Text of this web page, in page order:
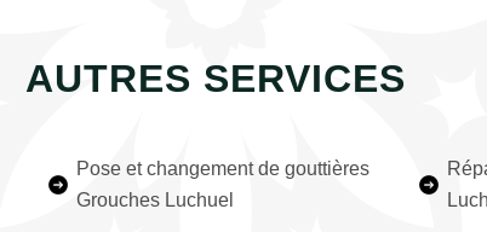
AUTRES SERVICES
Pose et changement de gouttières
Grouches Luchuel